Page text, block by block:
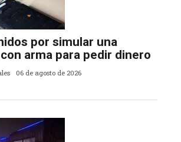
por simular una
arma para pedir dinero
06 de agosto de 2026